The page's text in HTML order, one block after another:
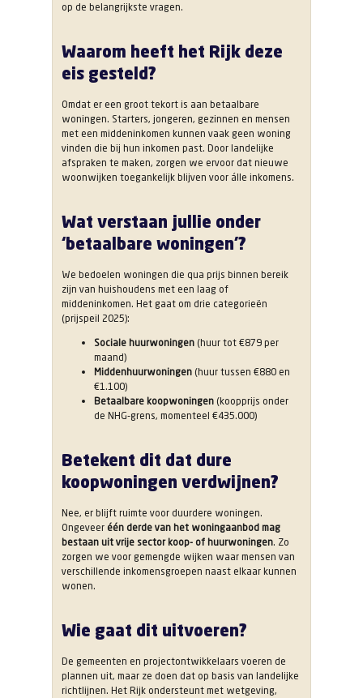
op de belangrijkste vragen.
Waarom heeft het Rijk deze
eis gesteld?
Omdat er een groot tekort is aan betaalbare
woningen. Starters, jongeren, gezinnen en mensen
met een middeninkomen kunnen vaak geen woning
vinden die bij hun inkomen past. Door landelijke
afspraken te maken, zorgen we ervoor dat nieuwe
woonwijken toegankelijk blijven voor álle inkomens.
Wat verstaan jullie onder
‘betaalbare woningen’?
We bedoelen woningen die qua prijs binnen bereik
zijn van huishoudens met een laag of
middeninkomen. Het gaat om drie categorieën
(prijspeil 2025):
Sociale huurwoningen (huur tot €879 per
maand)
Middenhuurwoningen (huur tussen €880 en
€1.100)
Betaalbare koopwoningen (koopprijs onder
de NHG-grens, momenteel €435.000)
Betekent dit dat dure
koopwoningen verdwijnen?
Nee, er blijft ruimte voor duurdere woningen.
Ongeveer één derde van het woningaanbod mag
bestaan uit vrije sector koop- of huurwoningen. Zo
zorgen we voor gemengde wijken waar mensen van
verschillende inkomensgroepen naast elkaar kunnen
wonen.
Wie gaat dit uitvoeren?
De gemeenten en projectontwikkelaars voeren de
plannen uit, maar ze doen dat op basis van landelijke
richtlijnen. Het Rijk ondersteunt met wetgeving,